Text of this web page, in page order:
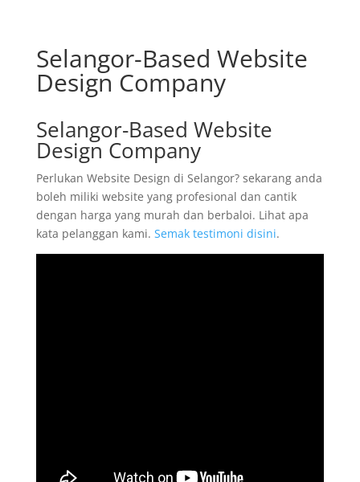
Selangor-Based Website
Design Company
Selangor-Based Website
Design Company
Perlukan Website Design di Selangor? sekarang anda
boleh miliki website yang profesional dan cantik
dengan harga yang murah dan berbaloi. Lihat apa
kata pelanggan kami. Semak testimoni disini.